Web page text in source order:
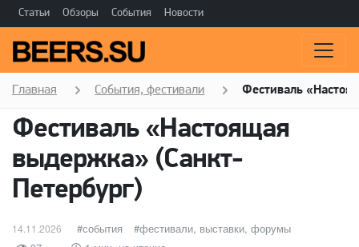
Статьи Обзоры События Новости
Главная События, фестивали Фестиваль
Фестиваль «Настоящая
выдержка» (Санкт-
Петербург)
Опубликовано
14.11.2026 категории
события Метки
фестивали, выставки, форумы